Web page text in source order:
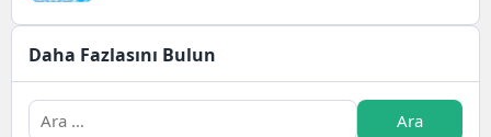
Daha Fazlasını Bulun